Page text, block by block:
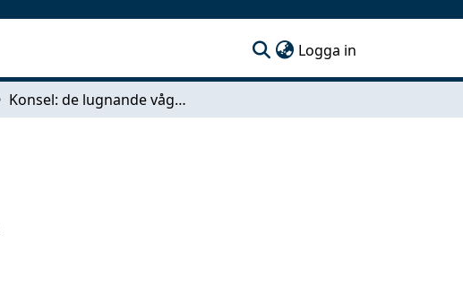
Logga in
Konsel: de lugnande vågornas konserthus